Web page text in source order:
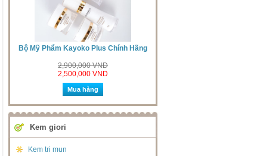
Bộ Mỹ Phẩm Kayoko Mới Nhất
2,300,000 VND
Mua hàng
Kem giori
Kem tri mun